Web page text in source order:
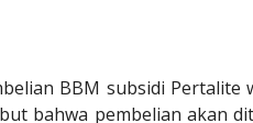
BBM subsidi Pertalite
bahwa pembelian akan